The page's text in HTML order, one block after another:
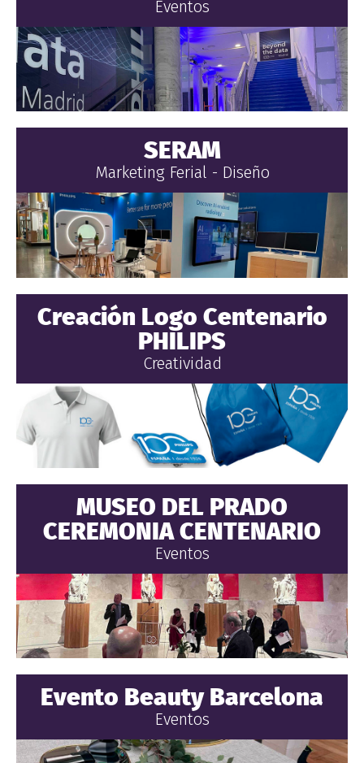
Eventos
SERAM
Marketing Ferial - Diseño
Creación Logo Centenario
PHILIPS
Creatividad
MUSEO DEL PRADO
CEREMONIA CENTENARIO
Eventos
Evento Beauty Barcelona
Eventos